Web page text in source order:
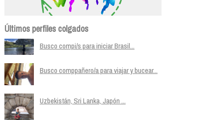
Últimos perfiles colgados
Busco compi/s para iniciar Brasil...
Busco comppañero/a para viajar y bucear...
Uzbekistán, Sri Lanka, Japón ...